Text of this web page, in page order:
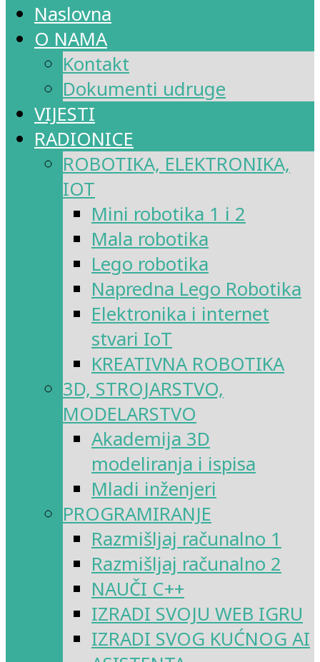
Naslovna
O NAMA
Kontakt
Dokumenti udruge
VIJESTI
RADIONICE
ROBOTIKA, ELEKTRONIKA,
IOT
Mini robotika 1 i 2
Mala robotika
Lego robotika
Napredna Lego Robotika
Elektronika i internet
stvari IoT
KREATIVNA ROBOTIKA
3D, STROJARSTVO,
MODELARSTVO
Akademija 3D
modeliranja i ispisa
Mladi inženjeri
PROGRAMIRANJE
Razmišljaj računalno 1
Razmišljaj računalno 2
NAUČI C++
IZRADI SVOJU WEB IGRU
IZRADI SVOG KUĆNOG AI